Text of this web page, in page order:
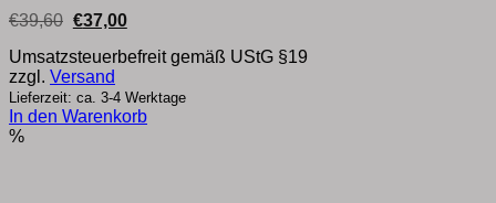
€39,60 Ursprünglicher
war:
€39,60
€37,00Aktueller
ist:
€37,00.
Umsatzsteuerbefreit gemäß UStG §19
zzgl. Versand
Lieferzeit: ca. 3-4 Werktage
In den Warenkorb
%